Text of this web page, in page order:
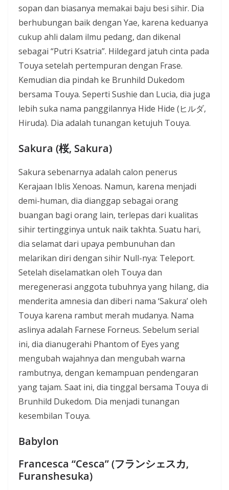
sopan dan biasanya memakai baju besi sihir. Dia
berhubungan baik dengan Yae, karena keduanya
cukup ahli dalam ilmu pedang, dan dikenal
sebagai “Putri Ksatria”. Hildegard jatuh cinta pada
Touya setelah pertempuran dengan Frase.
Kemudian dia pindah ke Brunhild Dukedom
bersama Touya. Seperti Sushie dan Lucia, dia juga
lebih suka nama panggilannya Hide Hide (ヒルダ,
Hiruda). Dia adalah tunangan ketujuh Touya.
Sakura (桜, Sakura)
Sakura sebenarnya adalah calon penerus
Kerajaan Iblis Xenoas. Namun, karena menjadi
demi-human, dia dianggap sebagai orang
buangan bagi orang lain, terlepas dari kualitas
sihir tertingginya untuk naik takhta. Suatu hari,
dia selamat dari upaya pembunuhan dan
melarikan diri dengan sihir Null-nya: Teleport.
Setelah diselamatkan oleh Touya dan
meregenerasi anggota tubuhnya yang hilang, dia
menderita amnesia dan diberi nama ‘Sakura’ oleh
Touya karena rambut merah mudanya. Nama
aslinya adalah Farnese Forneus. Sebelum serial
ini, dia dianugerahi Phantom of Eyes yang
mengubah wajahnya dan mengubah warna
rambutnya, dengan kemampuan pendengaran
yang tajam. Saat ini, dia tinggal bersama Touya di
Brunhild Dukedom. Dia menjadi tunangan
kesembilan Touya.
Babylon
Francesca “Cesca” (フランシェスカ,
Furanshesuka)